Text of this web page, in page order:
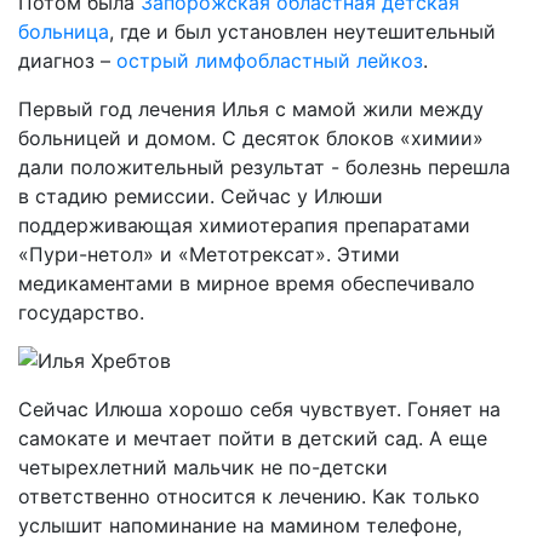
больница, где и был установлен неутешительный
диагноз – острый лимфобластный лейкоз.
Первый год лечения Илья с мамой жили между
больницей и домом. С десяток блоков «химии»
дали положительный результат - болезнь перешла
в стадию ремиссии. Сейчас у Илюши
поддерживающая химиотерапия препаратами
«Пури-нетол» и «Метотрексат». Этими
медикаментами в мирное время обеспечивало
государство.
Сейчас Илюша хорошо себя чувствует. Гоняет на
самокате и мечтает пойти в детский сад. А еще
четырехлетний мальчик не по-детски
ответственно относится к лечению. Как только
услышит напоминание на мамином телефоне,